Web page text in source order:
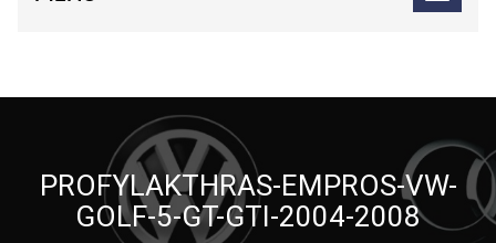
PROFYLAKTHRAS-EMPROS-VW-
GOLF-5-GT-GTI-2004-2008